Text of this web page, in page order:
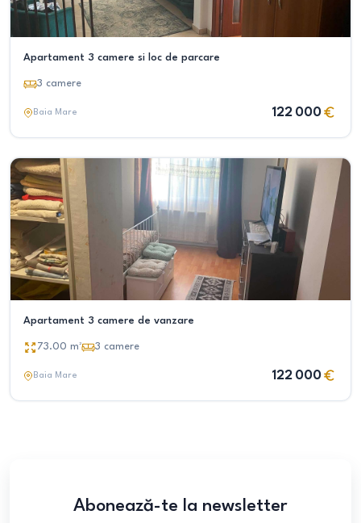
Apartament 3 camere si loc de parcare
3 camere
Baia Mare 122 000
Apartament 3 camere de vanzare
73.00 m² 3 camere
Baia Mare 122 000
Abonează-te la newsletter